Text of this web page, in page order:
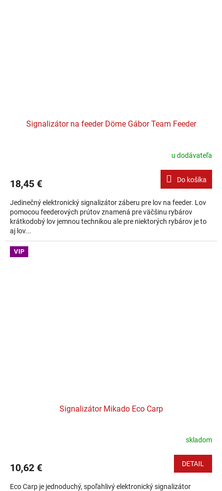
Signalizátor na feeder Döme Gábor Team Feeder
u dodávateľa
18,45 € Do košíka
Jedinečný elektronický signalizátor záberu pre lov na feeder. Lov
pomocou feederových prútov znamená pre väčšinu rybárov
krátkodobý lov jemnou technikou ale pre niektorých rybárov je to
aj lov...
VIP
Signalizátor Mikado Eco Carp
skladom
10,62 € DETAIL
Eco Carp je jednoduchý, spoľahlivý elektronický signalizátor